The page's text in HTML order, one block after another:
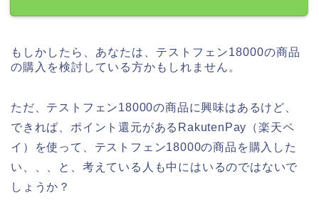
もしかしたら、あなたは、テストフェン18000の商品
の購入を検討している方かもしれません。
ただ、テストフェン18000の商品に興味はあるけど、
できれば、ポイント還元があるRakutenPay（楽天ペ
イ）を使って、テストフェン18000の商品を購入した
い、、、と、考えている人も中にはいるのではないで
しょうか？